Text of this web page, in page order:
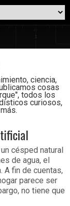
ciencia,
cosas
todos los
curiosos,
césped natural
de agua, el
A fin de cuentas,
parece ser
no tiene que